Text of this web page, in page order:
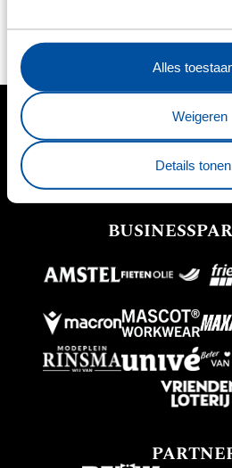
Alles
Weigeren
Details tonen